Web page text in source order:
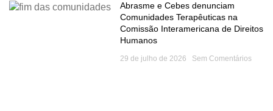
Abrasme e Cebes denunciam
Comunidades Terapêuticas na
Comissão Interamericana de Direitos
Humanos
29 de julho de 2026 Sem Comentários